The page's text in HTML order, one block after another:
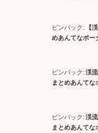
ピンバック:
【
めあんてなポー
ピンバック: 渓
まとめあんてな
ピンバック: 渓
まとめあんてな